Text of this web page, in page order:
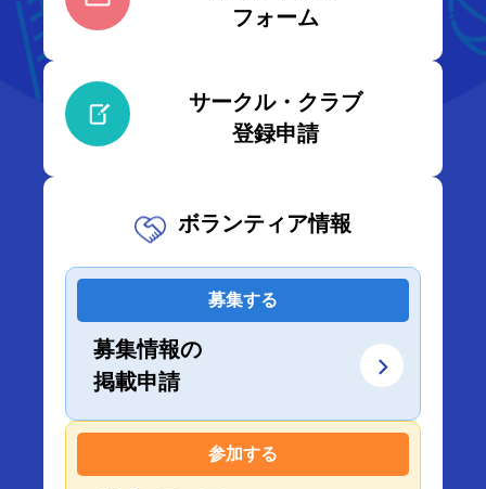
フォーム
サークル・クラブ
登録申請
ボランティア情報
募集する
募集情報の
掲載申請
参加する